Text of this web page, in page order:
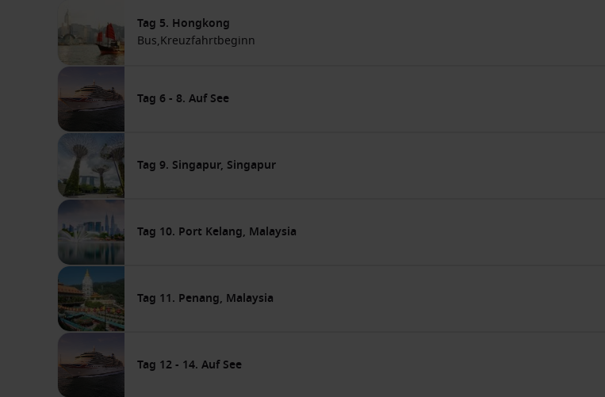
Tag 5. Hongkong
Bus,Kreuzfahrtbeginn
Tag 6 - 8. Auf See
Tag 9. Singapur, Singapur
Tag 10. Port Kelang, Malaysia
Tag 11. Penang, Malaysia
Tag 12 - 14. Auf See